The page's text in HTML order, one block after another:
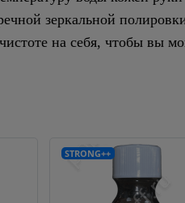
зеркальной
на себя, чтобы вы
STRONG++